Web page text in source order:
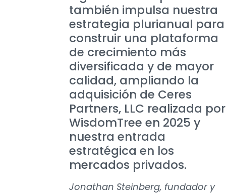
también impulsa nuestra
estrategia plurianual para
construir una plataforma
de crecimiento más
diversificada y de mayor
calidad, ampliando la
adquisición de Ceres
Partners, LLC realizada por
WisdomTree en 2025 y
nuestra entrada
estratégica en los
mercados privados.
Jonathan Steinberg, fundador y